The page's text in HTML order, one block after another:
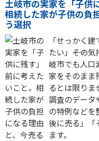
土岐市の実家を「子供
相続した家が子供の負
う選択
「せっかく
たい」――その
岐市でも人口
家をそのまま
るとは限り
調査のデータ
の特例などを
後に売る」「
ます。